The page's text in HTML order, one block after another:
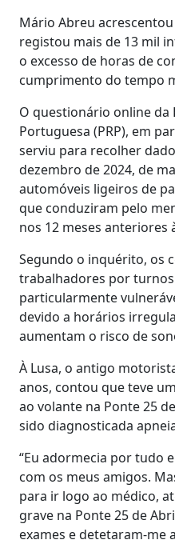
Mário Abreu acrescentou
registou mais de 13 mil
o excesso de horas de
cumprimento do tempo
O questionário online da
Portuguesa (PRP), em
serviu para recolher
dezembro de 2024, de
automóveis ligeiros de
que conduziram pelo
nos 12 meses anteriores
Segundo o inquérito, os
trabalhadores por turnos
particularmente
devido a horários
aumentam o risco de
À Lusa, o antigo
anos, contou que teve
ao volante na Ponte 25
sido diagnosticada
“Eu adormecia por tudo
com os meus amigos.
para ir logo ao médico,
grave na Ponte 25 de
exames e detetaram-me